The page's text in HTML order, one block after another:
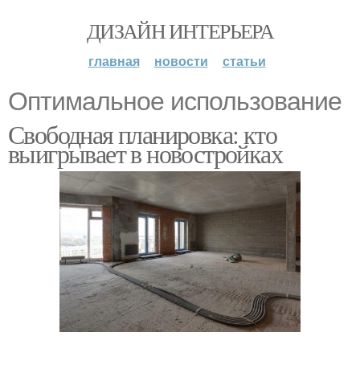
ДИЗАЙН ИНТЕРЬЕРА
главная новости статьи
Оптимальное использование
Свободная планировка: кто
выигрывает в новостройках